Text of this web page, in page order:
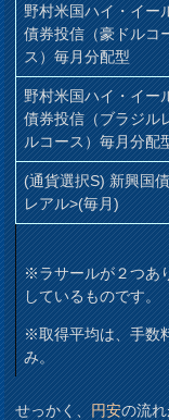
野村米国ハイ・イー
債券投信（豪ドルコ
ス）毎月分配型
野村米国ハイ・イー
債券投信（ブラジル
ルコース）毎月分配
(通貨選択S) 新興国
レアル>(毎月)
※ラサールが２つあ
しているものです。
※取得平均は、手数
み。
せっかく、円安の流